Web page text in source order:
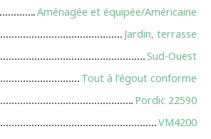
Aménagée et équipée/Américaine
Jardin, terrasse
Sud-Ouest
Tout à l'égout conforme
Pordic 22590
VM4200